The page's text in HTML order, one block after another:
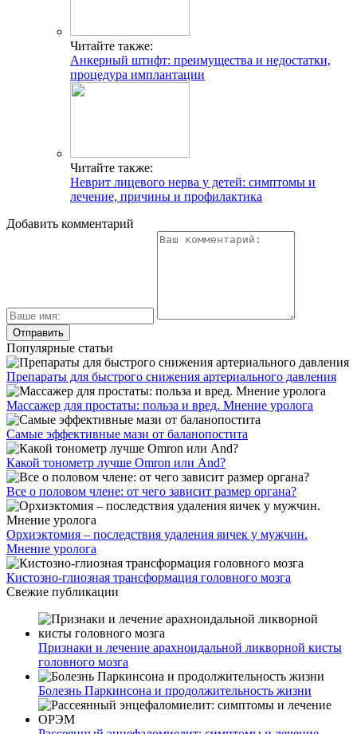
Читайте также:
Анкерный штифт: преимущества и недостатки,
процедура имплантации
Читайте также:
Неврит лицевого нерва у детей: симптомы и
лечение, причины и профилактика
Добавить комментарий
Популярные статьи
Препараты для быстрого снижения артериального давления
Массажер для простаты: польза и вред. Мнение уролога
Самые эффективные мази от баланопостита
Какой тонометр лучше Omron или And?
Все о половом члене: от чего зависит размер органа?
Орхиэктомия – последствия удаления яичек у мужчин.
Мнение уролога
Кистозно-глиозная трансформация головного мозга
Свежие публикации
Признаки и лечение арахноидальной ликворной кисты
головного мозга
Болезнь Паркинсона и продолжительность жизни